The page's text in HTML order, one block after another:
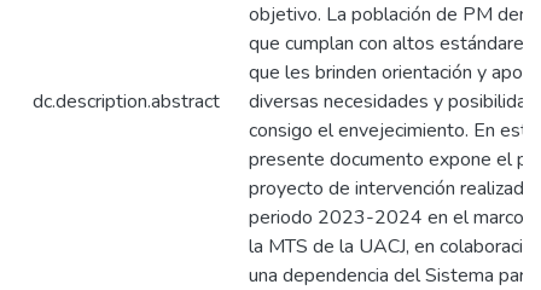
dc.description.abstract
objetivo. La población de PM
que cumplan con altos estándares
que les brinden orientación y
diversas necesidades y
consigo el envejecimiento. En
presente documento expone el
proyecto de intervención
periodo 2023-2024 en el marco
la MTS de la UACJ, en
una dependencia del Sistema